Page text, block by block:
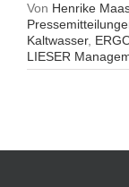
Von Henrike
Kaltwasser,
LIESER